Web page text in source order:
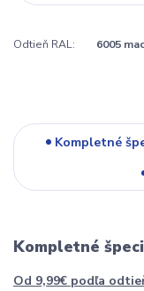
Odtieň RAL: 6005
Kompletné
Kompletné
Od 9,99€ podľa